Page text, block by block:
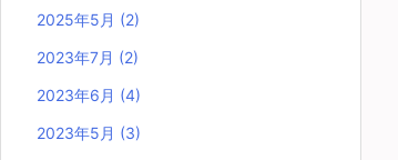
2025年5月 (2)
2023年7月 (2)
2023年6月 (4)
2023年5月 (3)